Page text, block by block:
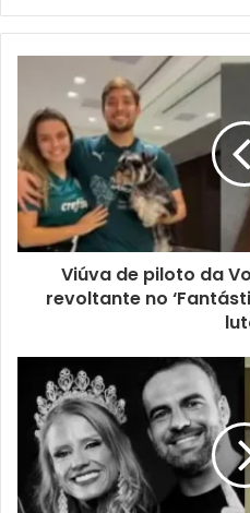
Viúva de piloto da
revoltante no